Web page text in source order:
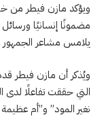
ويؤكد مازن فيطر من
مضمونًا إنسانيًا
يلامس مشاعر الجمهور
ويُذكر أن مازن فيطر
التي حققت تفاعلًا لدى
نغير المود” و”أم عظيمة